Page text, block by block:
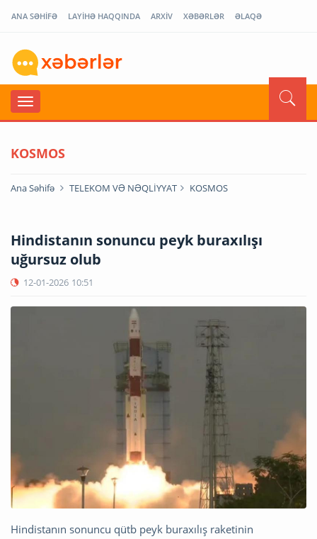
ANA SƏHİFƏ LAYİHƏ HAQQINDA ARXİV XƏBƏRLƏR ƏLAQƏ
KOSMOS
Ana Səhifə TELEKOM VƏ NƏQLİYYAT KOSMOS
Hindistanın sonuncu peyk buraxılışı
uğursuz olub
12-01-2026 10:51
Hindistanın sonuncu qütb peyk buraxılış raketinin